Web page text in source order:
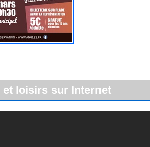
et loisirs sur Internet